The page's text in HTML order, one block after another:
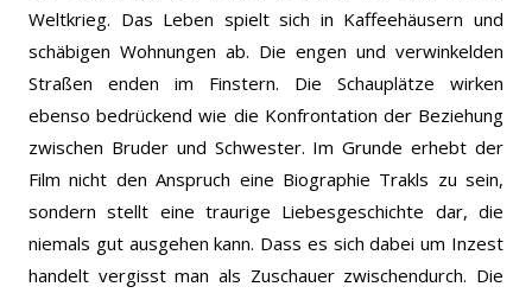
Weltkrieg. Das Leben spielt sich in Kaffeehäusern und
schäbigen Wohnungen ab. Die engen und verwinkelden
Straßen enden im Finstern. Die Schauplätze wirken
ebenso bedrückend wie die Konfrontation der Beziehung
zwischen Bruder und Schwester. Im Grunde erhebt der
Film nicht den Anspruch eine Biographie Trakls zu sein,
sondern stellt eine traurige Liebesgeschichte dar, die
niemals gut ausgehen kann. Dass es sich dabei um Inzest
handelt vergisst man als Zuschauer zwischendurch. Die